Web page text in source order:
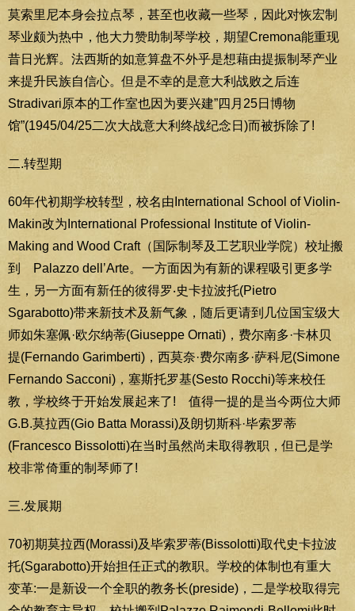
莫索里尼本身会拉点琴，甚至也收藏一些琴，因此对恢宏制
琴业颇为热中，他大力赞助制琴学校，期望Cremona能重现
昔日光辉。法西斯的如意算盘不外乎是想藉由提振制琴产业
来提升民族自信心。但是不幸的是意大利战败之后连
Stradivari原本的工作室也因为要兴建”四月25日博物
馆”(1945/04/25二次大战意大利终战纪念日)而被拆除了!
二.转型期
60年代初期学校转型，校名由International School of Violin-
Makin改为International Professional Institute of Violin-
Making and Wood Craft（国际制琴及工艺职业学院）校址搬
到 Palazzo dell’Arte。一方面因为有新的课程吸引更多学
生，另一方面有新任的彼得罗‧史卡拉波托(Pietro
Sgarabotto)带来新技术及新气象，随后更请到几位国宝级大
师如朱塞佩·欧尔纳蒂(Giuseppe Ornati)，费尔南多·卡林贝
提(Fernando Garimberti)，西莫奈·费尔南多·萨科尼(Simone
Fernando Sacconi)，塞斯托罗基(Sesto Rocchi)等来校任
教，学校终于开始发展起来了! 值得一提的是当今两位大师
G.B.莫拉西(Gio Batta Morassi)及朗切斯科·毕索罗蒂
(Francesco Bissolotti)在当时虽然尚未取得教职，但已是学
校非常倚重的制琴师了!
三.发展期
70初期莫拉西(Morassi)及毕索罗蒂(Bissolotti)取代史卡拉波
托(Sgarabotto)开始担任正式的教职。学校的体制也有重大
变革:一是新设一个全职的教务长(preside)，二是学校取得完